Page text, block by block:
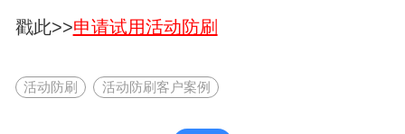
戳此>>申请试用活动防刷
活动防刷 活动防刷客户案例